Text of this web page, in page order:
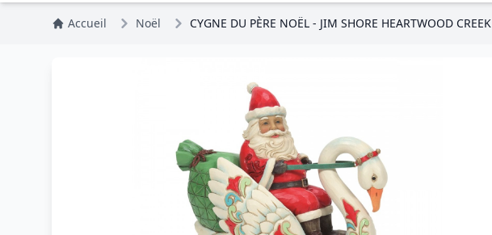
Accueil Noël CYGNE DU PÈRE NOËL - JIM SHORE HEARTWOOD CREEK